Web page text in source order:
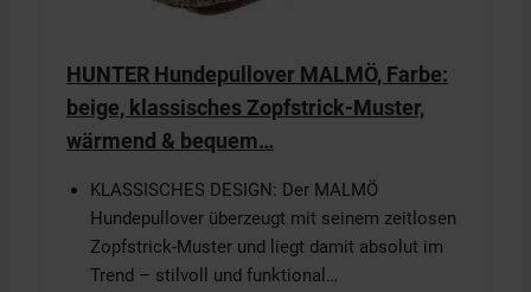
HUNTER Hundepullover MALMÖ, Farbe:
beige, klassisches Zopfstrick-Muster,
wärmend & bequem…
KLASSISCHES DESIGN: Der MALMÖ
Hundepullover überzeugt mit seinem zeitlosen
Zopfstrick-Muster und liegt damit absolut im
Trend – stilvoll und funktional…